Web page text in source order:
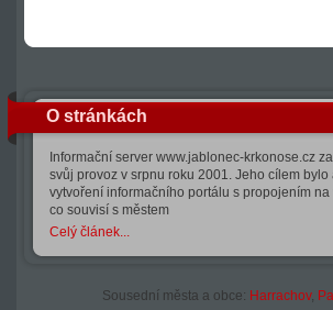
O stránkách
Informační server www.jablonec-krkonose.cz
svůj provoz v srpnu roku 2001. Jeho cílem bylo
vytvoření informačního portálu s propojením na
co souvisí s městem
Celý článek...
Sousední města a obce: Harrachov,